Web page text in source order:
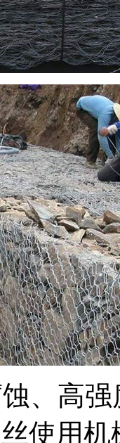
、高
使用